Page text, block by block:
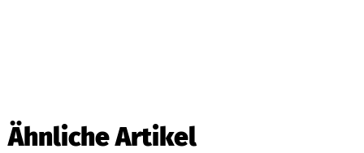
Ähnliche Artikel